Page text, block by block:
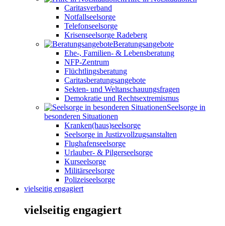
Caritasverband
Notfallseelsorge
Telefonseelsorge
Krisenseelsorge Radeberg
Beratungsangebote
Ehe-, Familien- & Lebensberatung
NFP-Zentrum
Flüchtlingsberatung
Caritasberatungsangebote
Sekten- und Weltanschauungsfragen
Demokratie und Rechtsextremismus
Seelsorge in
besonderen Situationen
Kranken(haus)seelsorge
Seelsorge in Justizvollzugsanstalten
Flughafenseelsorge
Urlauber- & Pilgerseelsorge
Kurseelsorge
Militärseelsorge
Polizeiseelsorge
vielseitig engagiert
vielseitig engagiert